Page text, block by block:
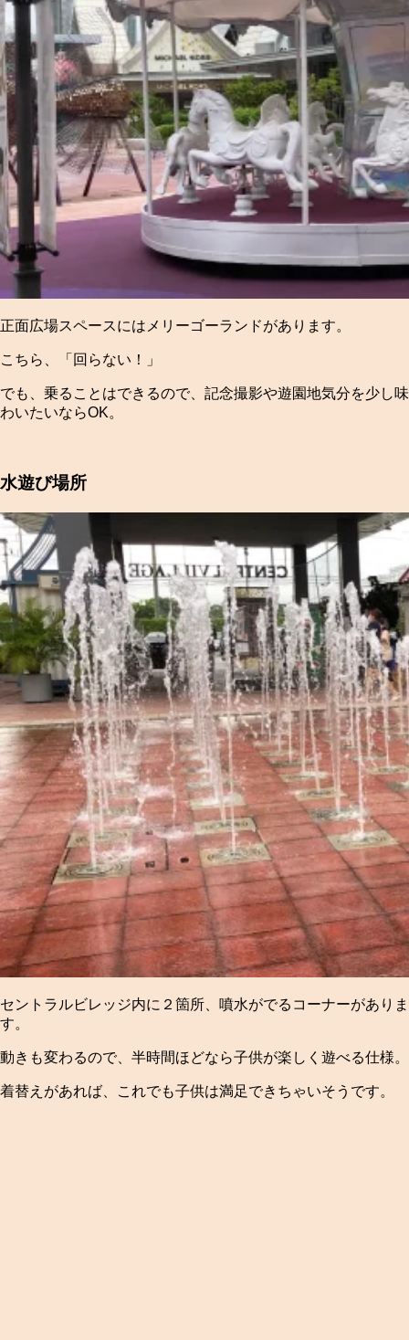
正面広場スペースにはメリーゴーランドがあります。
こちら、「回らない！」
でも、乗ることはできるので、記念撮影や遊園地気分を少し味
わいたいならOK。
水遊び場所
セントラルビレッジ内に２箇所、噴水がでるコーナーがありま
す。
動きも変わるので、半時間ほどなら子供が楽しく遊べる仕様。
着替えがあれば、これでも子供は満足できちゃいそうです。